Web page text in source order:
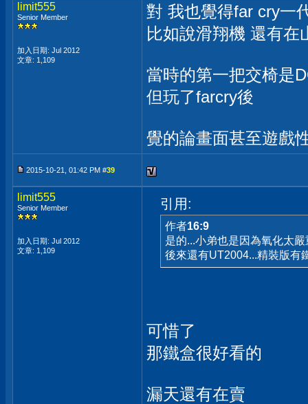
limit555
Senior Member
加入日期: Jul 2012
文章: 1,109
對 我也覺得far cry一
比如說滑翔機 還有在
當時的第一把交椅是
但玩了farcry後
覺的論畫面甚至遊戲
2015-10-21, 01:42 PM #39
limit555
Senior Member
加入日期: Jul 2012
文章: 1,109
引用:
作者16:9
是的...小弟也是因為氧化太
後來還有UT2004...精裝版有
可惜了
那鐵盒很好看的
漏天還有在賣